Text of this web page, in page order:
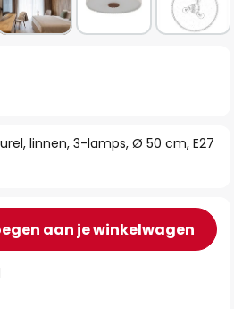
linnen, 3-lamps, Ø 50 cm, E27
aan je winkelwagen